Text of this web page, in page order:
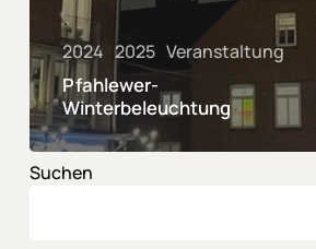
2024 2025 Veranstaltung
Pfahlewer-
Winterbeleuchtung
Suchen